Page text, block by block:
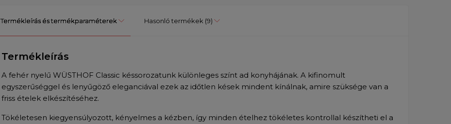
Termékleírás és termékparaméterek Hasonló termékek (9)
Termékleírás
A fehér nyelű WÜSTHOF Classic késsorozatunk különleges színt ad konyhájának. A kifinomult
egyszerűséggel és lenyűgöző eleganciával ezek az időtlen kések mindent kínálnak, amire szüksége van a
friss ételek elkészítéséhez.
Tökéletesen kiegyensúlyozott, kényelmes a kézben, így minden ételhez tökéletes kontrollal készítheti el a